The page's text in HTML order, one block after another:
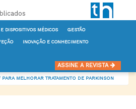
DISPOSITIVOS MÉDICOS GESTÃO
INOVAÇÃO E CONHECIMENTO
ASSINE A REVISTA
MELHORAR TRATAMENTO DE PARKINSON